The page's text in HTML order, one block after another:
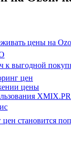
цены на
к выгодной
цен
цены
становится